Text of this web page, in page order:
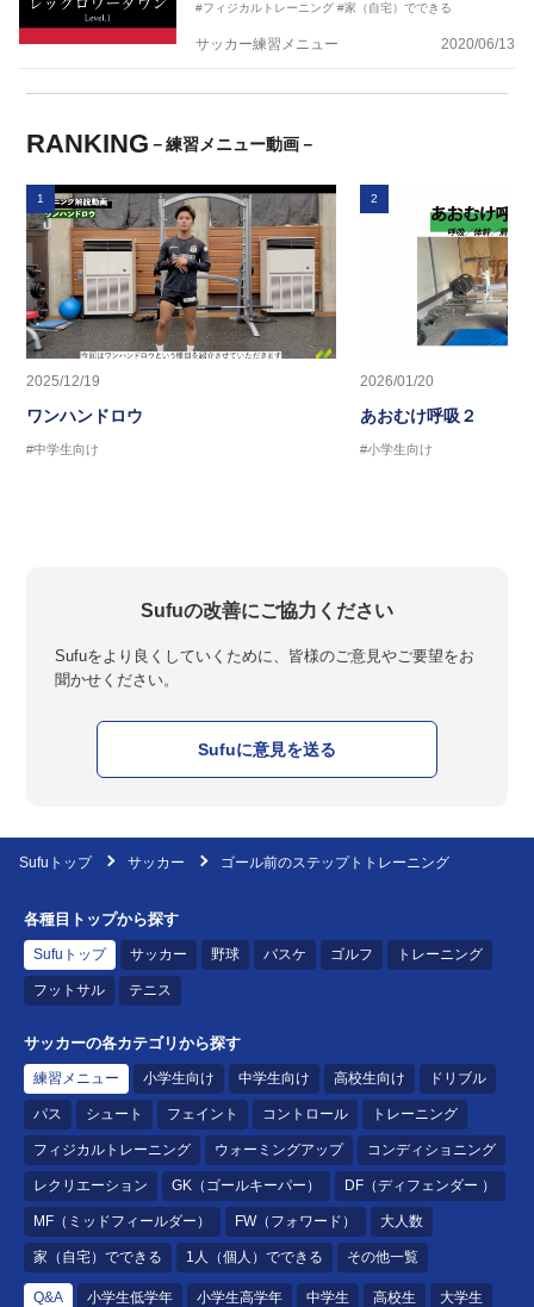
#フィジカルトレーニング #家（自宅）でできる
サッカー練習メニュー 2020/06/13
RANKING －練習メニュー動画－
1
2025/12/19
ワンハンドロウ
#中学生向け
2
2026/01/20
あおむけ呼吸２
#小学生向け
Sufuの改善にご協力ください
Sufuをより良くしていくために、皆様のご意見やご要望をお
聞かせください。
Sufuに意見を送る
Sufuトップ サッカー ゴール前のステップトトレーニング
各種目トップから探す
Sufuトップ サッカー 野球 バスケ ゴルフ トレーニング
フットサル テニス
サッカーの各カテゴリから探す
練習メニュー 小学生向け 中学生向け 高校生向け ドリブル
パス シュート フェイント コントロール トレーニング
フィジカルトレーニング ウォーミングアップ コンディショニング
レクリエーション GK（ゴールキーパー） DF（ディフェンダー ）
MF（ミッドフィールダー） FW（フォワード） 大人数
家（自宅）でできる 1人（個人）でできる その他一覧
Q&A 小学生低学年 小学生高学年 中学生 高校生 大学生